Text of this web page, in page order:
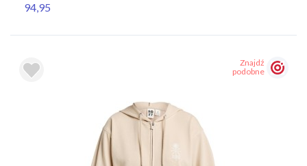
94,95
Znajdź
podobne